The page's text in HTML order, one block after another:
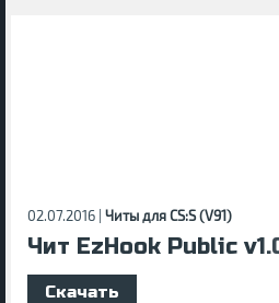
02.07.2016 | Читы для CS:S (V91)
Чит EzHook Public
Скачать